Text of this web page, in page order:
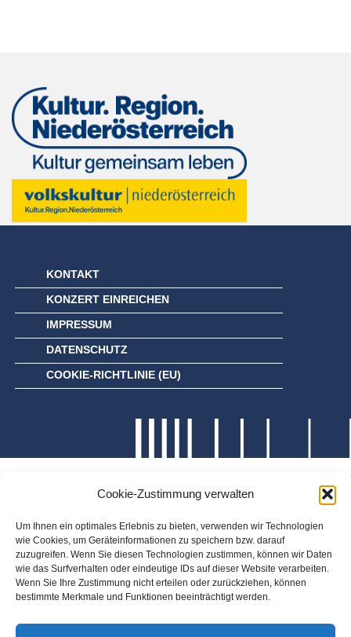
Cookie-Zustimmung verwalten
Um Ihnen ein optimales Erlebnis zu bieten, verwenden wir Technologien
wie Cookies, um Geräteinformationen zu speichern bzw. darauf
zuzugreifen. Wenn Sie diesen Technologien zustimmen, können wir Daten
wie das Surfverhalten oder eindeutige IDs auf dieser Website verarbeiten.
Wenn Sie Ihre Zustimmung nicht erteilen oder zurückziehen, können
bestimmte Merkmale und Funktionen beeinträchtigt werden.
KONTAKT
KONZERT EINREICHEN
IMPRESSUM
DATENSCHUTZ
COOKIE-RICHTLINIE (EU)